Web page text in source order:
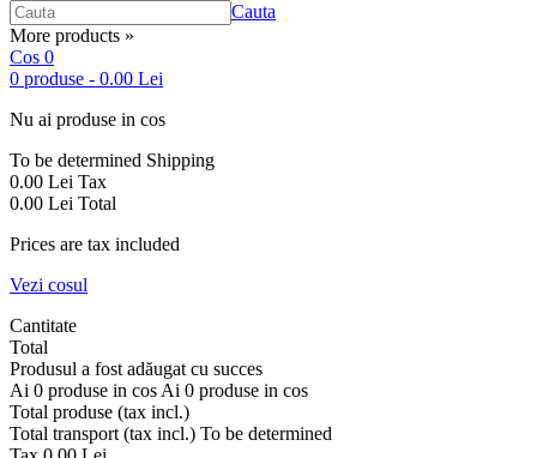
Cauta
More products »
Cos 0
0 produse - 0.00 Lei
Nu ai produse in cos
To be determined Shipping
0.00 Lei Tax
0.00 Lei Total
Prices are tax included
Vezi cosul
Cantitate
Total
Produsul a fost adăugat cu succes
Ai 0 produse in cos Ai 0 produse in cos
Total produse (tax incl.)
Total transport (tax incl.) To be determined